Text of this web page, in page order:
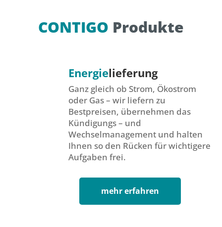
CONTIGO Produkte
Energielieferung
Ganz gleich ob Strom, Ökostrom
oder Gas – wir liefern zu
Bestpreisen, übernehmen das
Kündigungs – und
Wechselmanagement und halten
Ihnen so den Rücken für wichtigere
Aufgaben frei.
mehr erfahren